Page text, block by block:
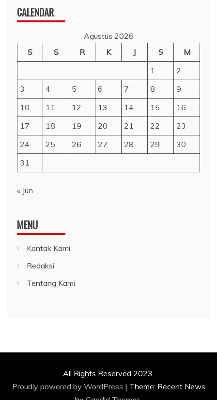
CALENDAR
Agustus 2026
S
S R K J S
M
1
2
3
4 5 6 7 8
9
10
11 12 13 14 15
16
17
18 19 20 21 22
23
24
25 26 27 28 29
30
31
« Jun
MENU
Kontak Kami
Redaksi
Tentang Kami
All Rights Reserved 2023.
Proudly powered by WordPress | Theme: Recent News